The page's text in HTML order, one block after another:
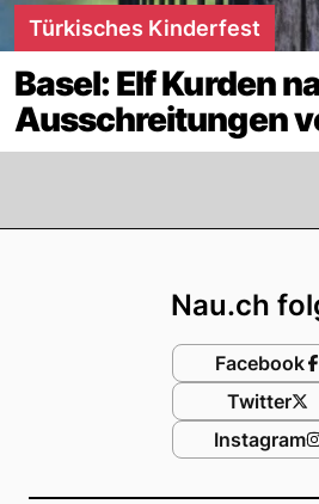
Türkisches Kinderfest
Basel: Elf Kurden
Ausschreitungen
Nau.ch
Facebook
Twitter
Instagram